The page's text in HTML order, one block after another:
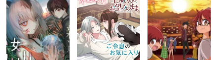
第20話
2年前
第19話
2年前
第18話
2年前
第17話
2年前
第16話 第15話